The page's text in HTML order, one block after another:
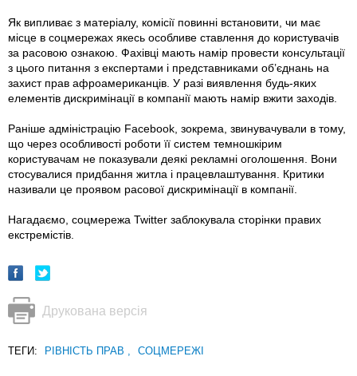
Як випливає з матеріалу, комісії повинні встановити, чи має
місце в соцмережах якесь особливе ставлення до користувачів
за расовою ознакою. Фахівці мають намір провести консультації
з цього питання з експертами і представниками об’єднань на
захист прав афроамериканців. У разі виявлення будь-яких
елементів дискримінації в компанії мають намір вжити заходів.
Раніше адміністрацію Facebook, зокрема, звинувачували в тому,
що через особливості роботи її систем темношкірим
користувачам не показували деякі рекламні оголошення. Вони
стосувалися придбання житла і працевлаштування. Критики
називали це проявом расової дискримінації в компанії.
Нагадаємо, соцмережа Twitter заблокувала сторінки правих
екстремістів.
Друкована версія
ТЕГИ: РІВНІСТЬ ПРАВ , СОЦМЕРЕЖІ